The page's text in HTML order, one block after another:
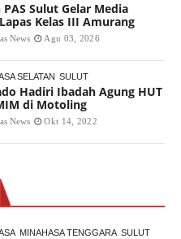
Sulut Gelar Media
Kelas III Amurang
News Agu 03, 2026
SELATAN SULUT
Hadiri Ibadah Agung HUT
di Motoling
News Okt 14, 2022
MINAHASA TENGGARA SULUT